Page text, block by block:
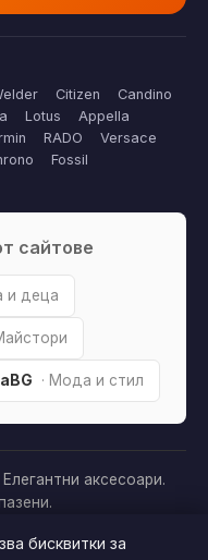
Citizen
Candino
Lotus
Appella
RADO
Versace
Fossil
сайтове
и деца
· Мода и стил
аксесоари.
сайт е независим и
бисквитки за